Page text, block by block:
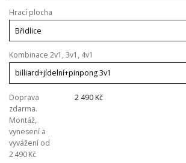
Hrací plocha
Kombinace 2v1, 3v1, 4v1
Doprava
zdarma.
Montáž,
vynesení a
vyvážení od
2 490 Kč
2 490 Kč